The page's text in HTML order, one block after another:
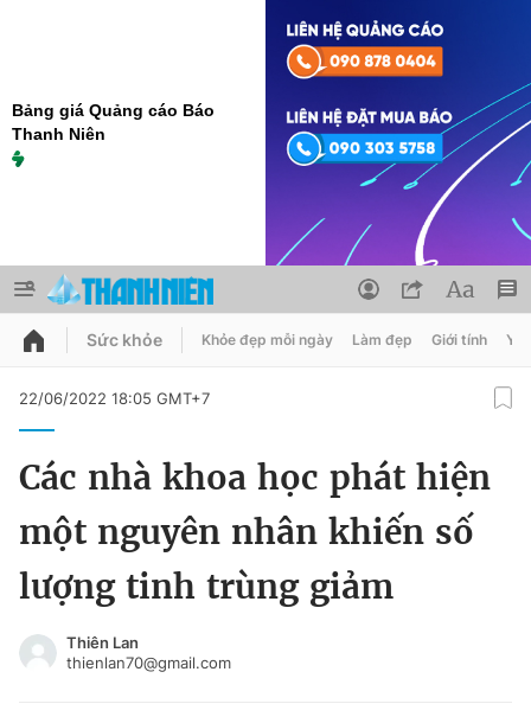
Bảng giá Quảng cáo Báo
Thanh Niên
QUẢNG CÁO ĐẶT BÁO
Chào ngày mới Tin 24h
Đổi mật khẩu
Tin đã lưu
Tin đã xem
Đăng xuất
Sức khỏe Khỏe đẹp mỗi ngày Làm đẹp Giới tính Y
22/06/2022 18:05 GMT+7
Các nhà khoa học phát hiện
một nguyên nhân khiến số
lượng tinh trùng giảm
Thiên Lan
thienlan70@gmail.com